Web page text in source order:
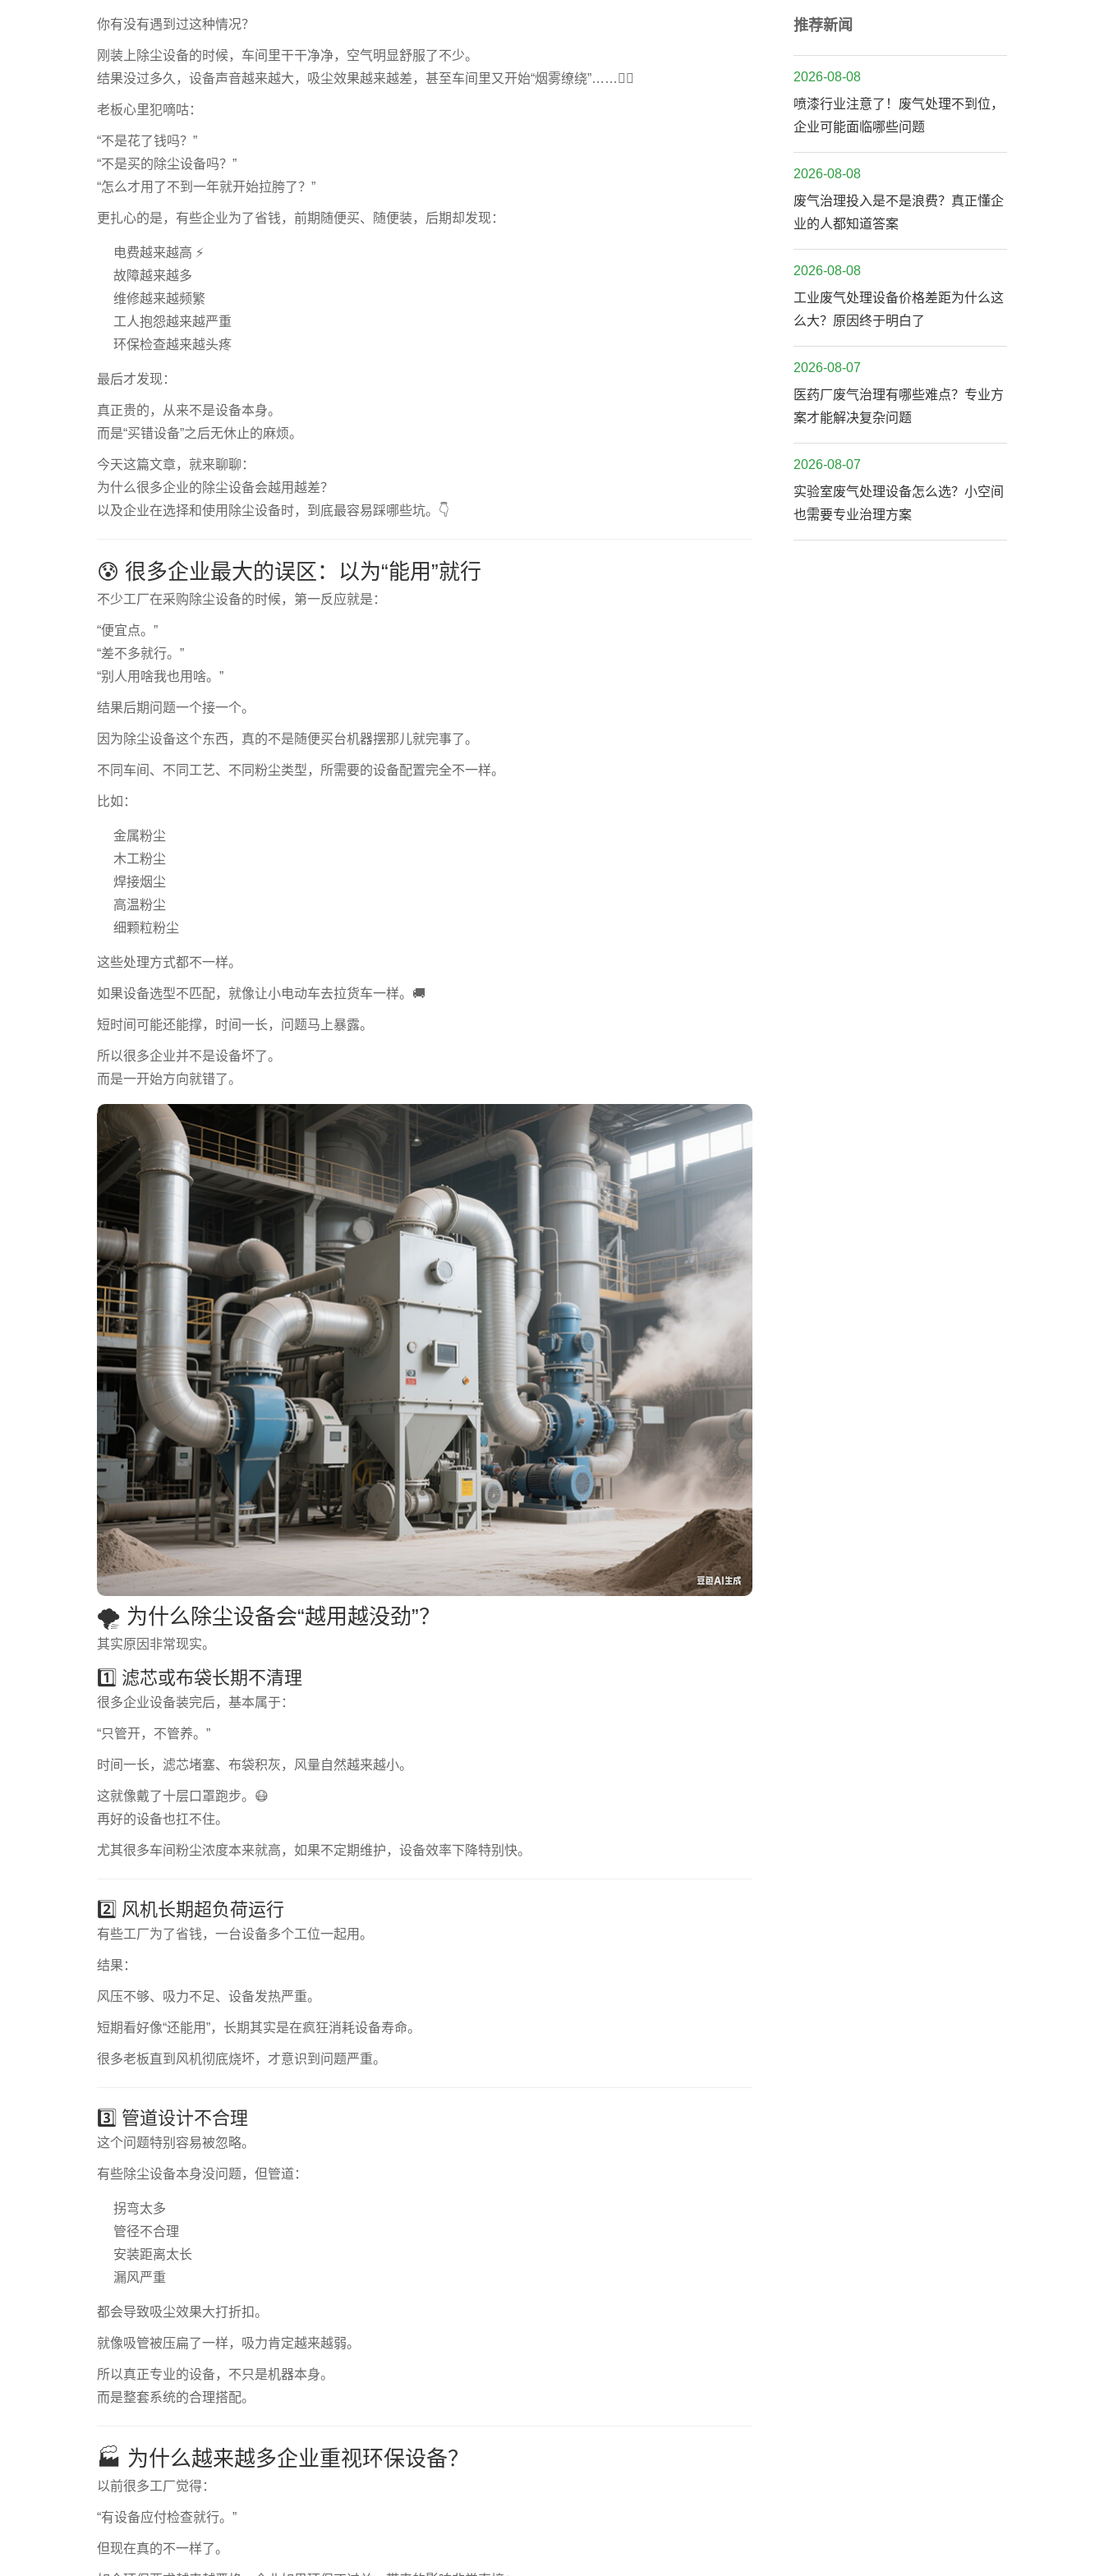
你有没有遇到过这种情况？
刚装上除尘设备的时候，车间里干干净净，空气明显舒服了不少。
结果没过多久，设备声音越来越大，吸尘效果越来越差，甚至车间里又开始“烟雾缭绕”……😵‍💫
老板心里犯嘀咕：
“不是花了钱吗？”
“不是买的除尘设备吗？”
“怎么才用了不到一年就开始拉胯了？”
更扎心的是，有些企业为了省钱，前期随便买、随便装，后期却发现：
电费越来越高 ⚡
故障越来越多
维修越来越频繁
工人抱怨越来越严重
环保检查越来越头疼
最后才发现：
真正贵的，从来不是设备本身。
而是“买错设备”之后无休止的麻烦。
今天这篇文章，就来聊聊：
为什么很多企业的除尘设备会越用越差？
以及企业在选择和使用除尘设备时，到底最容易踩哪些坑。👇
😰 很多企业最大的误区：以为“能用”就行
不少工厂在采购除尘设备的时候，第一反应就是：
“便宜点。”
“差不多就行。”
“别人用啥我也用啥。”
结果后期问题一个接一个。
因为除尘设备这个东西，真的不是随便买台机器摆那儿就完事了。
不同车间、不同工艺、不同粉尘类型，所需要的设备配置完全不一样。
比如：
金属粉尘
木工粉尘
焊接烟尘
高温粉尘
细颗粒粉尘
这些处理方式都不一样。
如果设备选型不匹配，就像让小电动车去拉货车一样。🚚
短时间可能还能撑，时间一长，问题马上暴露。
所以很多企业并不是设备坏了。
而是一开始方向就错了。
🌪️ 为什么除尘设备会“越用越没劲”？
其实原因非常现实。
1️⃣ 滤芯或布袋长期不清理
很多企业设备装完后，基本属于：
“只管开，不管养。”
时间一长，滤芯堵塞、布袋积灰，风量自然越来越小。
这就像戴了十层口罩跑步。😷
再好的设备也扛不住。
尤其很多车间粉尘浓度本来就高，如果不定期维护，设备效率下降特别快。
2️⃣ 风机长期超负荷运行
有些工厂为了省钱，一台设备多个工位一起用。
结果：
风压不够、吸力不足、设备发热严重。
短期看好像“还能用”，长期其实是在疯狂消耗设备寿命。
很多老板直到风机彻底烧坏，才意识到问题严重。
3️⃣ 管道设计不合理
这个问题特别容易被忽略。
有些除尘设备本身没问题，但管道：
拐弯太多
管径不合理
安装距离太长
漏风严重
都会导致吸尘效果大打折扣。
就像吸管被压扁了一样，吸力肯定越来越弱。
所以真正专业的设备，不只是机器本身。
而是整套系统的合理搭配。
🏭 为什么越来越多企业重视环保设备？
以前很多工厂觉得：
“有设备应付检查就行。”
但现在真的不一样了。
推荐新闻
2026-08-08
喷漆行业注意了！废气处理不到位，
企业可能面临哪些问题
2026-08-08
废气治理投入是不是浪费？真正懂企
业的人都知道答案
2026-08-08
工业废气处理设备价格差距为什么这
么大？原因终于明白了
2026-08-07
医药厂废气治理有哪些难点？专业方
案才能解决复杂问题
2026-08-07
实验室废气处理设备怎么选？小空间
也需要专业治理方案